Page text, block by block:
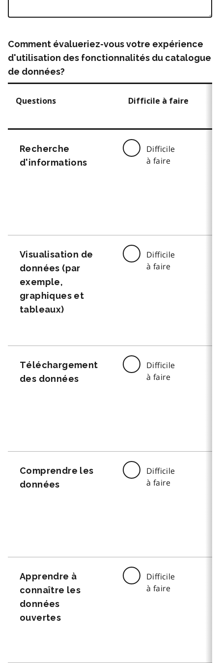
Comment évalueriez-vous votre expérience
d'utilisation des fonctionnalités du catalogue
de données?
Questions Difficile à faire
Recherche
d'informations
Difficile
à faire
Visualisation de
données (par
exemple,
graphiques et
tableaux)
Difficile
à faire
Téléchargement
des données
Difficile
à faire
Comprendre les
données
Difficile
à faire
Apprendre à
connaître les
données
ouvertes
Difficile
à faire